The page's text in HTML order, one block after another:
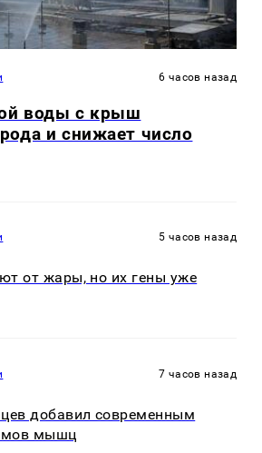
6 часов назад
воды с крыш
и снижает число
5 часов назад
от жары, но их гены уже
7 часов назад
добавил современным
мышц